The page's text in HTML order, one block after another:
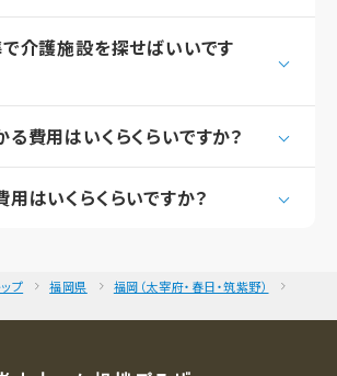
で介護施設を探せばいいです
費用はいくらくらいですか？
はいくらくらいですか？
プ 福岡県
福岡（太宰府・春日・筑紫野）